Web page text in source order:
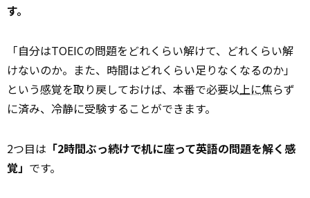
す。
「自分はTOEICの問題をどれくらい解けて、どれくらい解
けないのか。また、時間はどれくらい足りなくなるのか」
という感覚を取り戻しておけば、本番で必要以 上に焦らず
に済み、冷静に受験することができます。
2つ目は 「2時間ぶっ続けで机に座って英語の問題を解く感
覚」 です。